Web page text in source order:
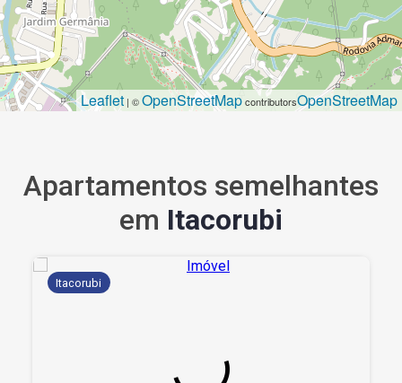
Leaflet | ©OpenStreetMapcontributorsOpenStreetMap
Apartamentos semelhantes
em Itacorubi
Itacorubi